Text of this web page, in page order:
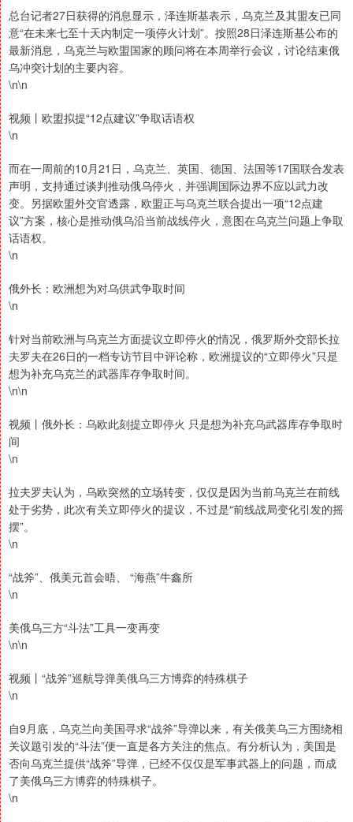
总台记者27日获得的消息显示，泽连斯基表示，乌克兰及其盟友已同
意“在未来七至十天内制定一项停火计划”。按照28日泽连斯基公布的
最新消息，乌克兰与欧盟国家的顾问将在本周举行会议，讨论结束俄
乌冲突计划的主要内容。
\n\n
视频丨欧盟拟提“12点建议”争取话语权
\n
而在一周前的10月21日，乌克兰、英国、德国、法国等17国联合发表
声明，支持通过谈判推动俄乌停火，并强调国际边界不应以武力改
变。另据欧盟外交官透露，欧盟正与乌克兰联合提出一项“12点建
议”方案，核心是推动俄乌沿当前战线停火，意图在乌克兰问题上争取
话语权。
\n
俄外长：欧洲想为对乌供武争取时间
\n
针对当前欧洲与乌克兰方面提议立即停火的情况，俄罗斯外交部长拉
夫罗夫在26日的一档专访节目中评论称，欧洲提议的“立即停火”只是
想为补充乌克兰的武器库存争取时间。
\n\n
视频丨俄外长：乌欧此刻提立即停火 只是想为补充乌武器库存争取时
间
\n
拉夫罗夫认为，乌欧突然的立场转变，仅仅是因为当前乌克兰在前线
处于劣势，此次有关立即停火的提议，不过是“前线战局变化引发的摇
摆”。
\n
“战斧”、俄美元首会晤、 “海燕”牛鑫所
\n
美俄乌三方“斗法”工具一变再变
\n\n
视频丨“战斧”巡航导弹美俄乌三方博弈的特殊棋子
\n
自9月底，乌克兰向美国寻求“战斧”导弹以来，有关俄美乌三方围绕相
关议题引发的“斗法”便一直是各方关注的焦点。有分析认为，美国是
否向乌克兰提供“战斧”导弹，已经不仅仅是军事武器上的问题，而成
了美俄乌三方博弈的特殊棋子。
\n